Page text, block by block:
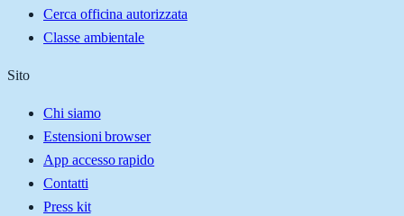
Cerca officina autorizzata
Classe ambientale
Sito
Chi siamo
Estensioni browser
App accesso rapido
Contatti
Press kit